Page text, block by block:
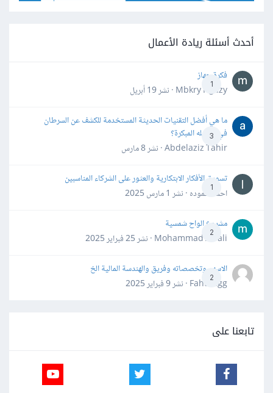
أحدث أسئلة ريادة الأعمال
1
فكرة جهاز
Mbkry Hgazy · نشر
19 أبريل
3
ما هي أفضل التقنيات الحديثة المستخدمة للكشف عن السرطان
في مراحله المبكرة؟
Abdelaziz Tahir · نشر
8 مارس
1
تسويق الأفكار الابتكارية والعثور على الشركاء المناسبين
احمد حموده · نشر 1 مارس 2025
2
مشروع الواح شمسية
Mohammad Awali · نشر
25 فبراير 2025
2
الاسهم وتخصصاته وفريق والهندسة المالية الخ
Fahd Ggg · نشر
9 فبراير 2025
تابعنا على